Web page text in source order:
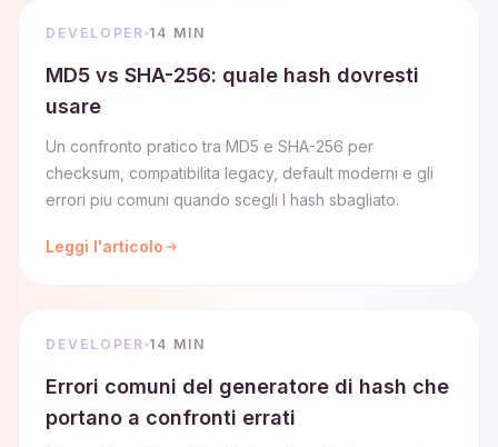
DEVELOPER 14 MIN
MD5 vs SHA-256: quale hash dovresti
usare
Un confronto pratico tra MD5 e SHA-256 per
checksum, compatibilita legacy, default moderni e gli
errori piu comuni quando scegli l hash sbagliato.
Leggi l'articolo
DEVELOPER 14 MIN
Errori comuni del generatore di hash che
portano a confronti errati